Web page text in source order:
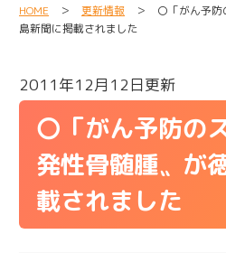
HOME ＞ 更新情報 ＞ 〇「がん予防
島新聞に掲載されました
2011年12月12日更新
〇「がん予防の
発性骨髄腫〟が
載されました